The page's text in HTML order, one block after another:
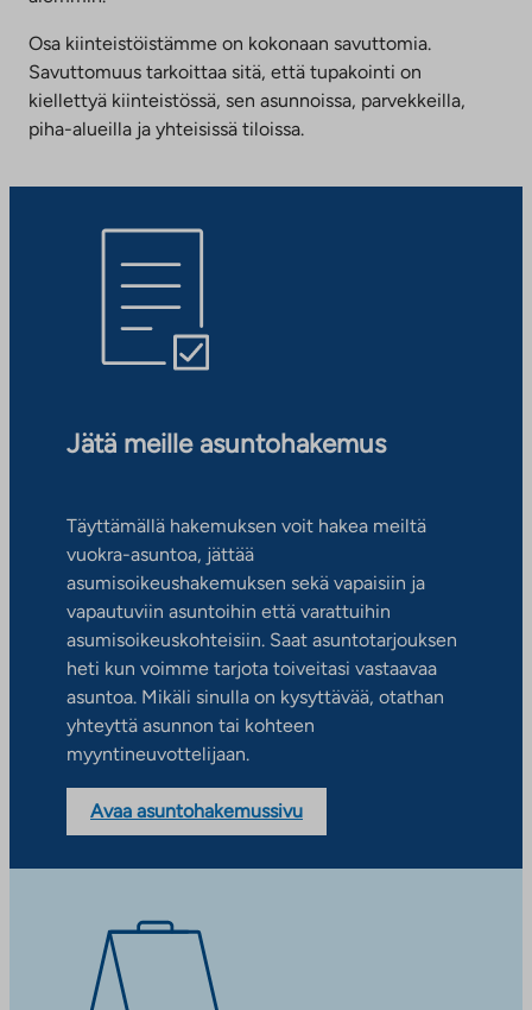
Osa kiinteistöistämme on kokonaan savuttomia.
Savuttomuus tarkoittaa sitä, että tupakointi on
kiellettyä kiinteistössä, sen asunnoissa, parvekkeilla,
piha-alueilla ja yhteisissä tiloissa.
Jätä meille asuntohakemus
Täyttämällä hakemuksen voit hakea meiltä
vuokra-asuntoa, jättää
asumisoikeushakemuksen sekä vapaisiin ja
vapautuviin asuntoihin että varattuihin
asumisoikeuskohteisiin. Saat asuntotarjouksen
heti kun voimme tarjota toiveitasi vastaavaa
asuntoa. Mikäli sinulla on kysyttävää, otathan
yhteyttä asunnon tai kohteen
myyntineuvottelijaan.
Avaa asuntohakemussivu